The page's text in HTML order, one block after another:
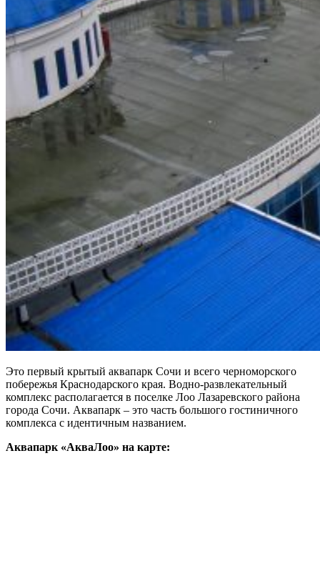
Это первый крытый аквапарк Сочи и всего черноморского
побережья Краснодарского края. Водно-развлекательный
комплекс располагается в поселке Лоо Лазаревского района
города Сочи. Аквапарк – это часть большого гостиничного
комплекса с идентичным названием.
Аквапарк «АкваЛоо» на карте: